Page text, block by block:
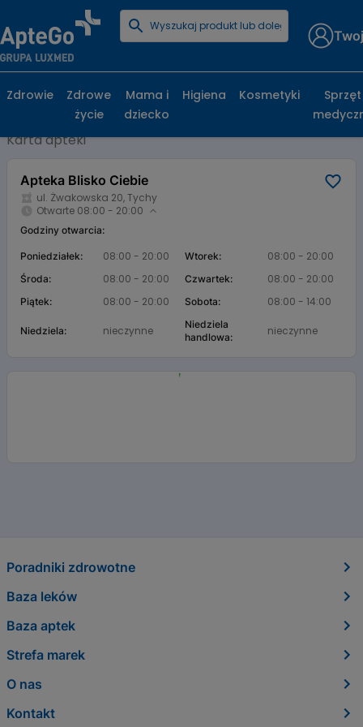
Strona główna
Apteka Blisko Ciebie, ul. Żwakowska 20,
Karta apteki
Apteka Blisko Ciebie
ul. Żwakowska 20, Tychy
Otwarte 08:00 - 20:00
Godziny otwarcia:
Poniedziałek: 08:00 - 20:00 Wtorek: 08:00 - 20:00
Środa: 08:00 - 20:00 Czwartek: 08:00 - 20:00
Piątek: 08:00 - 20:00 Sobota: 08:00 - 14:00
Niedziela: nieczynne
Niedziela
handlowa:
nieczynne
Zdrowie
Zdrowe
życie
Mama i
dziecko
Higiena Kosmetyki
Sprzęt
Poradniki zdrowotne
Baza leków
Baza aptek
Strefa marek
O nas
Kontakt